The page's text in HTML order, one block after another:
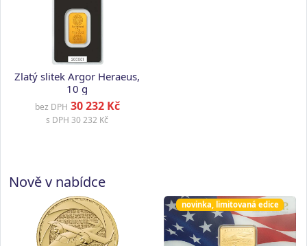
Zlatý slitek Argor Heraeus,
10 g
bez DPH 30 232 Kč
s DPH 30 232 Kč
Nově v nabídce
novinka, limitovaná edice